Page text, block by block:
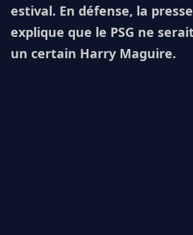
estival. En défense, la
explique que le PSG ne
un certain Harry Maguire.